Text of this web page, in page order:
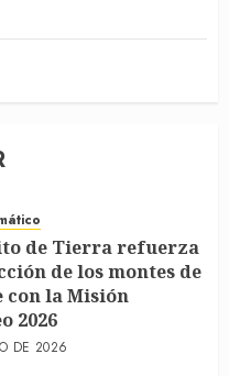
de Tierra refuerza
de los montes de
con la Misión
2026
DE 2026